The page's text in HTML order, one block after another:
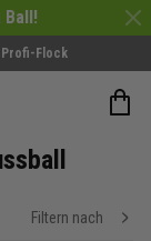
Ball!
Profi-Flock
Filtern nach